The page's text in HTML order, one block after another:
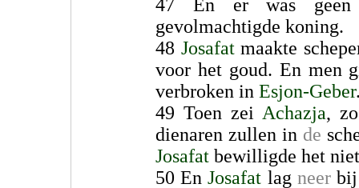
47 En er was
gevolmachtigde koning.
48 Josafatmaakte
voor het goud. En men
verbroken in Esjon-Geber
49 Toen zei Achazja,
dienaren zullen in de
Josafat bewilligde het
50 EnJosafat lag neerbij